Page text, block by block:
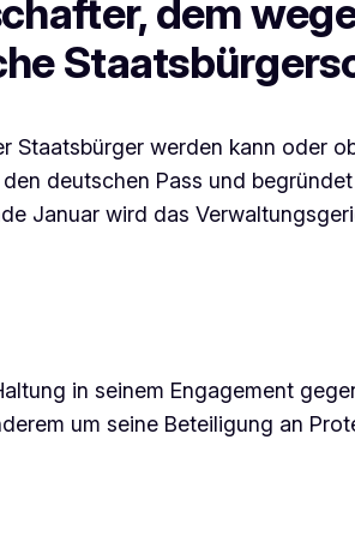
dem
werden kann oder
deutschen Pass und
Januar wird das
in seinem Engagement
um seine Beteiligung an